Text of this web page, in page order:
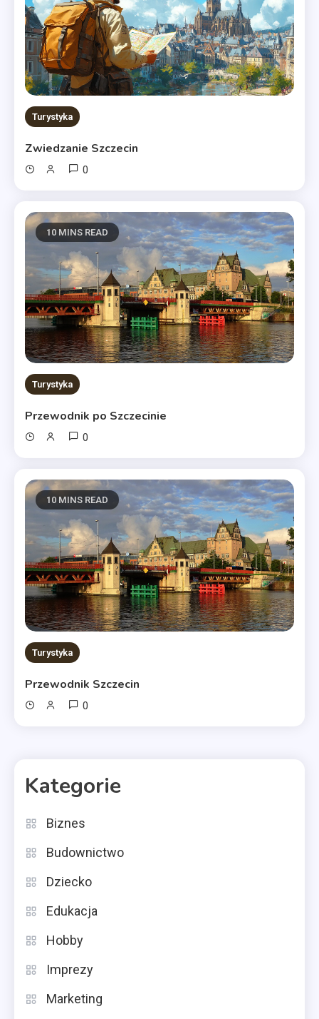
Turystyka
Zwiedzanie Szczecin
0
10 MINS READ
Turystyka
Przewodnik po Szczecinie
0
10 MINS READ
Turystyka
Przewodnik Szczecin
0
Kategorie
Biznes
Budownictwo
Dziecko
Edukacja
Hobby
Imprezy
Marketing